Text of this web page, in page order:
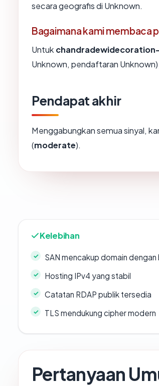
secara geografis di Unknown.
Bagaimana kami membaca
Untuk
Unknown, pendaftaran
Pendapat akhir
Menggabungkan semua sinyal,
(moderate).
Kelebihan
SAN mencakup domain dengan
Hosting IPv4 yang stabil
Catatan RDAP publik tersedia
TLS mendukung cipher modern
Pertanyaan